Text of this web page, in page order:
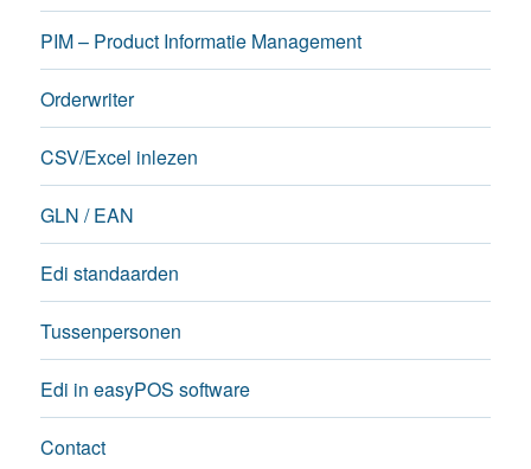
PIM – Product Informatie Management
Orderwriter
CSV/Excel inlezen
GLN / EAN
Edi standaarden
Tussenpersonen
Edi in easyPOS software
Contact